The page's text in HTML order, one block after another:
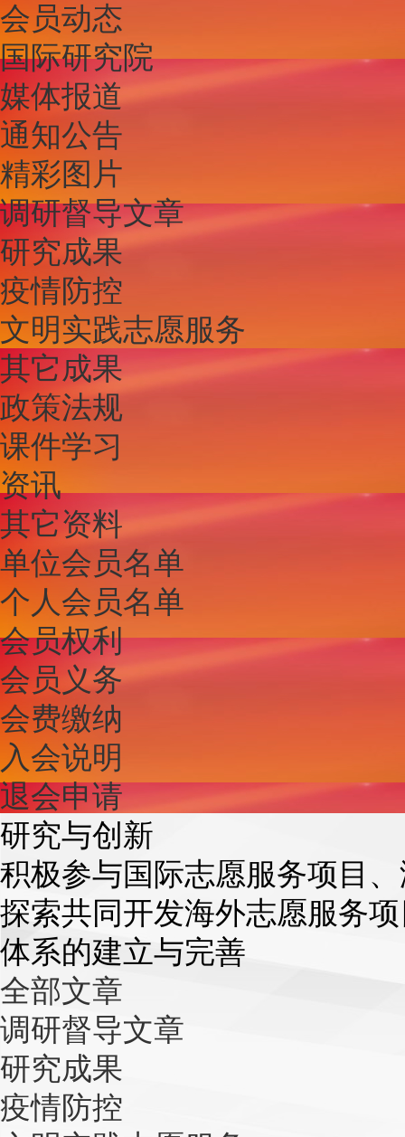
会员动态
国际研究院
媒体报道
通知公告
精彩图片
调研督导文章
研究成果
疫情防控
文明实践志愿服务
其它成果
政策法规
课件学习
资讯
其它资料
单位会员名单
个人会员名单
会员权利
会员义务
会费缴纳
入会说明
退会申请
研究与创新
积极参与国际志愿服务项目
探索共同开发海外志愿服务
体系的建立与完善
全部文章
调研督导文章
研究成果
疫情防控